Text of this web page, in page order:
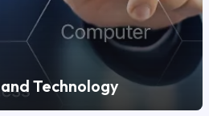
Technology